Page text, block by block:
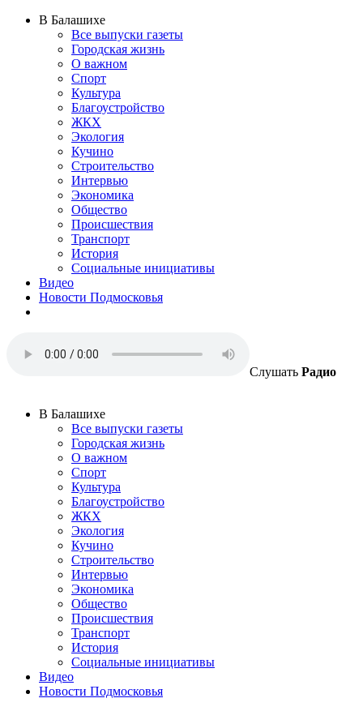
В Балашихе
Все выпуски газеты
Городская жизнь
О важном
Спорт
Культура
Благоустройство
ЖКХ
Экология
Кучино
Строительство
Интервью
Экономика
Общество
Происшествия
Транспорт
История
Социальные инициативы
Видео
Новости Подмосковья
Слушать Радио
В Балашихе
Все выпуски газеты
Городская жизнь
О важном
Спорт
Культура
Благоустройство
ЖКХ
Экология
Кучино
Строительство
Интервью
Экономика
Общество
Происшествия
Транспорт
История
Социальные инициативы
Видео
Новости Подмосковья